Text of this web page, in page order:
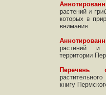
растений и
которых в
внимания
растений и
территории
Перечень
книгу